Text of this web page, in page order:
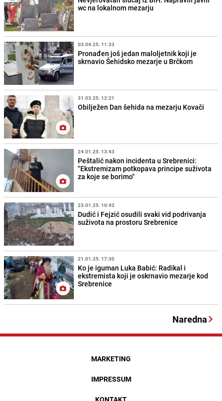
wc na lokalnom mezarju
03.04.25. 11:33
Pronađen još jedan maloljetnik koji je
skrnavio Šehidsko mezarje u Brčkom
31.03.25. 12:21
Obilježen Dan šehida na mezarju Kovači
24.01.25. 13:43
Peštalić nakon incidenta u Srebrenici:
"Ekstremizam potkopava principe suživota
za koje se borimo"
23.01.25. 10:43
Dudić i Fejzić osudili svaki vid podrivanja
suživota na prostoru Srebrenice
21.01.25. 17:30
Ko je iguman Luka Babić: Radikal i
ekstremista koji je oskrnavio mezarje kod
Srebrenice
Naredna
MARKETING
IMPRESSUM